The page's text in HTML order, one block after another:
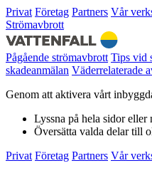
Privat Företag Partners Vår
Strömavbrott
Pågående strömavbrott Tips vid
skadeanmälan Väderrelaterade
Genom att aktivera vårt
Lyssna på hela sidor eller
Översätta valda delar till
Privat Företag Partners Vår